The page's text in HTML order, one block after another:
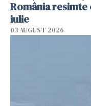
România
iulie
03 AUGUST 2026